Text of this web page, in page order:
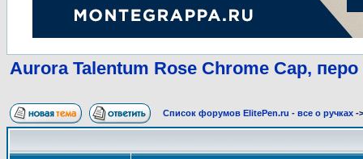
Aurora Talentum Rose Chrome Cap, перо
Список форумов ElitePen.ru - все о ручках -